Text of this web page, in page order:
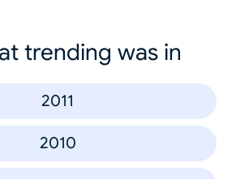
trending was in
2011
2010